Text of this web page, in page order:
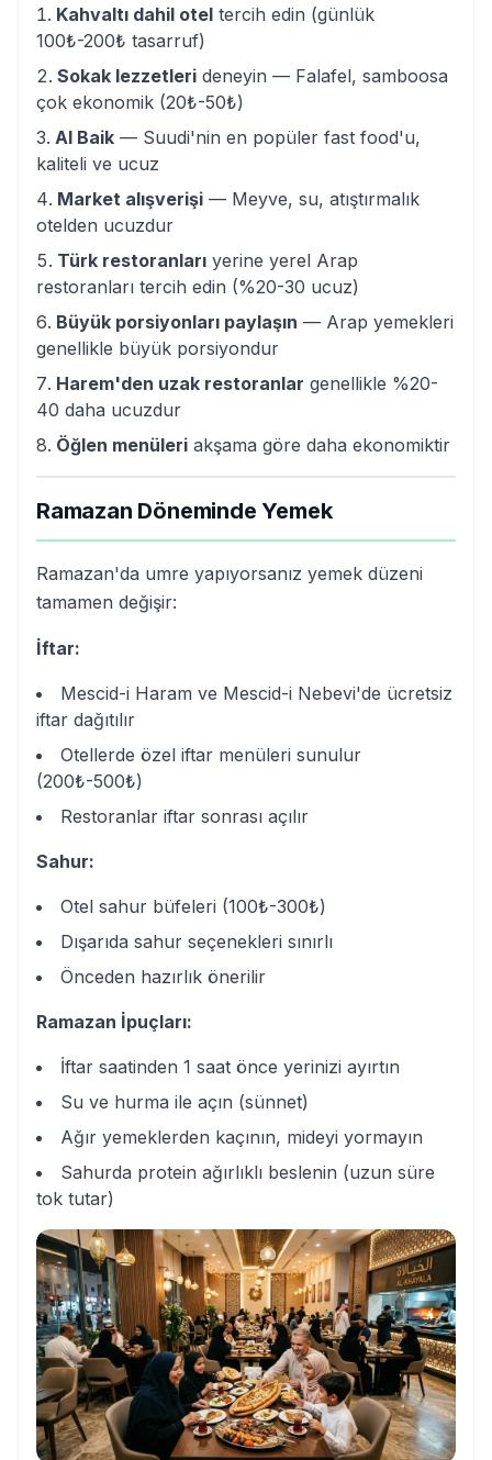
Kahvaltı dahil otel tercih edin (günlük
100₺-200₺ tasarruf)
Sokak lezzetleri deneyin — Falafel, samboosa
çok ekonomik (20₺-50₺)
Al Baik — Suudi'nin en popüler fast food'u,
kaliteli ve ucuz
Market alışverişi — Meyve, su, atıştırmalık
otelden ucuzdur
Türk restoranları yerine yerel Arap
restoranları tercih edin (%20-30 ucuz)
Büyük porsiyonları paylaşın — Arap yemekleri
genellikle büyük porsiyondur
Harem'den uzak restoranlar genellikle %20-
40 daha ucuzdur
Öğlen menüleri akşama göre daha ekonomiktir
Ramazan Döneminde Yemek
Ramazan'da umre yapıyorsanız yemek düzeni
tamamen değişir:
İftar:
Mescid-i Haram ve Mescid-i Nebevi'de ücretsiz
iftar dağıtılır
Otellerde özel iftar menüleri sunulur
(200₺-500₺)
Restoranlar iftar sonrası açılır
Sahur:
Otel sahur büfeleri (100₺-300₺)
Dışarıda sahur seçenekleri sınırlı
Önceden hazırlık önerilir
Ramazan İpuçları:
İftar saatinden 1 saat önce yerinizi ayırtın
Su ve hurma ile açın (sünnet)
Ağır yemeklerden kaçının, mideyi yormayın
Sahurda protein ağırlıklı beslenin (uzun süre
tok tutar)